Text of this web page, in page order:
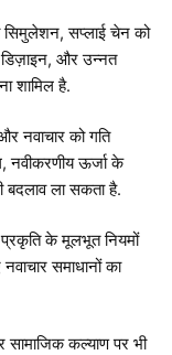
सप्लाई चेन को
डिज़ाइन, और उन्नत
शामिल है.
नवाचार को गति
नवीकरणीय ऊर्जा के
बदलाव ला सकता है.
के मूलभूत नियमों
समाधानों का
सामाजिक कल्याण पर भी